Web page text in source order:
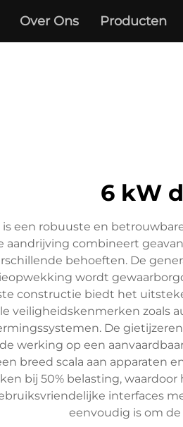
Over Ons Producten
6 kW
een robuuste en
aandrijving combineert
behoeften. De
wordt
constructie biedt het
veiligheidskenmerken zoals
De
werking op een
breed scala aan apparaten
bij 50% belasting,
interfaces
eenvoudig is om